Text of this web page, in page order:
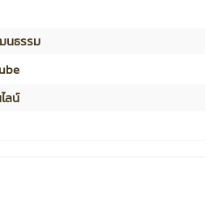
นธรรม
ลน์